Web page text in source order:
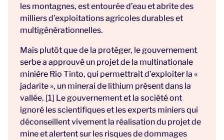
les montagnes, est entourée d’eau et abrite des
milliers d’exploitations agricoles durables et
multigénérationnelles.
Mais plutôt que de la protéger, le gouvernement
serbe a approuvé un projet de la multinationale
minière Rio Tinto, qui permettrait d’exploiter la «
jadarite », un minerai de lithium présent dans la
vallée. [1] Le gouvernement et la société ont
ignoré les scientifiques et les experts miniers qui
déconseillent vivement la réalisation du projet de
mine et alertent sur les risques de dommages